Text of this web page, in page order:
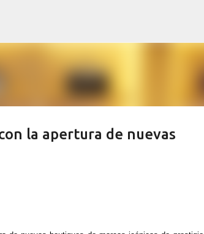
la apertura de nuevas